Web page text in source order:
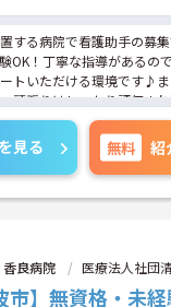
する病院で看護助手の募
OK！丁寧な指導があるの
トいただける環境です♪ま
頑張りはしっかり評価さ
ある方はご面接のポイン
にお問い合わせください。
見る 無料 紹
良病院 医療法人社団
市】無資格・未